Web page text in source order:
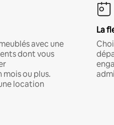
avec une
dont vous
ou plus.
location
La